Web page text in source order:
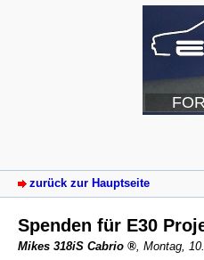
zurück zur Hauptseite
Spenden für E30
Mikes 318iS Cabrio Montag,